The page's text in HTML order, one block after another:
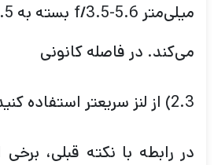
می‌کند. در فاصله کانونی
2.3) از لنز سریعتر استفاده کنید